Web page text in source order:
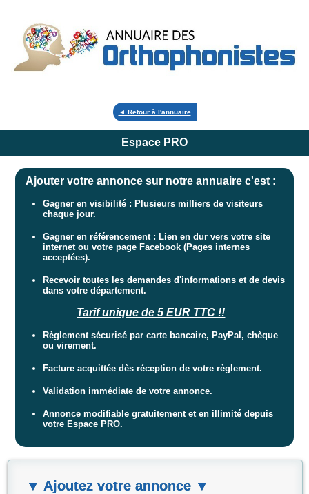
◄ Retour à l'annuaire
Espace PRO
Ajouter votre annonce sur notre annuaire c'est :
Gagner en visibilité : Plusieurs milliers de visiteurs
chaque jour.
Gagner en référencement : Lien en dur vers votre site
internet ou votre page Facebook (Pages internes
acceptées).
Recevoir toutes les demandes d'informations et de devis
dans votre département.
Tarif unique de 5 EUR TTC !!
Règlement sécurisé par carte bancaire, PayPal, chèque
ou virement.
Facture acquittée dès réception de votre règlement.
Validation immédiate de votre annonce.
Annonce modifiable gratuitement et en illimité depuis
votre Espace PRO.
▼ Ajoutez votre annonce ▼